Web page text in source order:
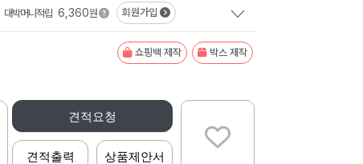
대박머니적립 6,360원 회원가입
쇼핑백 제작 박스 제작
견적요청
견적출력 상품제안서